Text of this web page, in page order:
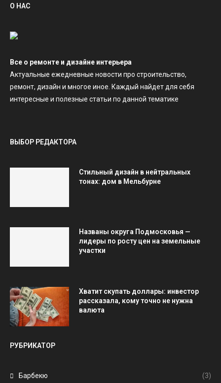
О НАС
Все о ремонте и дизайне интерьера
Актуальные ежедневные новости про строительство,
ремонт, дизайн и многое иное. Каждый найдет для себя
интересные и полезные статьи по данной тематике
ВЫБОР РЕДАКТОРА
Стильный дизайн в нейтральных
тонах: дом в Мельбурне
Названы округа Подмосковья —
лидеры по росту цен на земельные
участки
Хватит скупать доллары: инвестор
рассказала, кому точно не нужна
валюта
РУБРИКАТОР
Барбекю (3)